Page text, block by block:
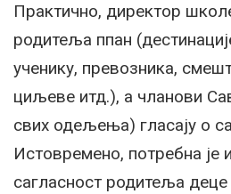
Практично, директор
родитеља ппан
ученику, превозника,
циљеве итд.), а чланови
свих одељења) гласају о
Истовремено, потребна је
сагласност родитеља деце